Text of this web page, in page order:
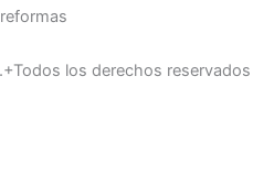
los derechos reservados